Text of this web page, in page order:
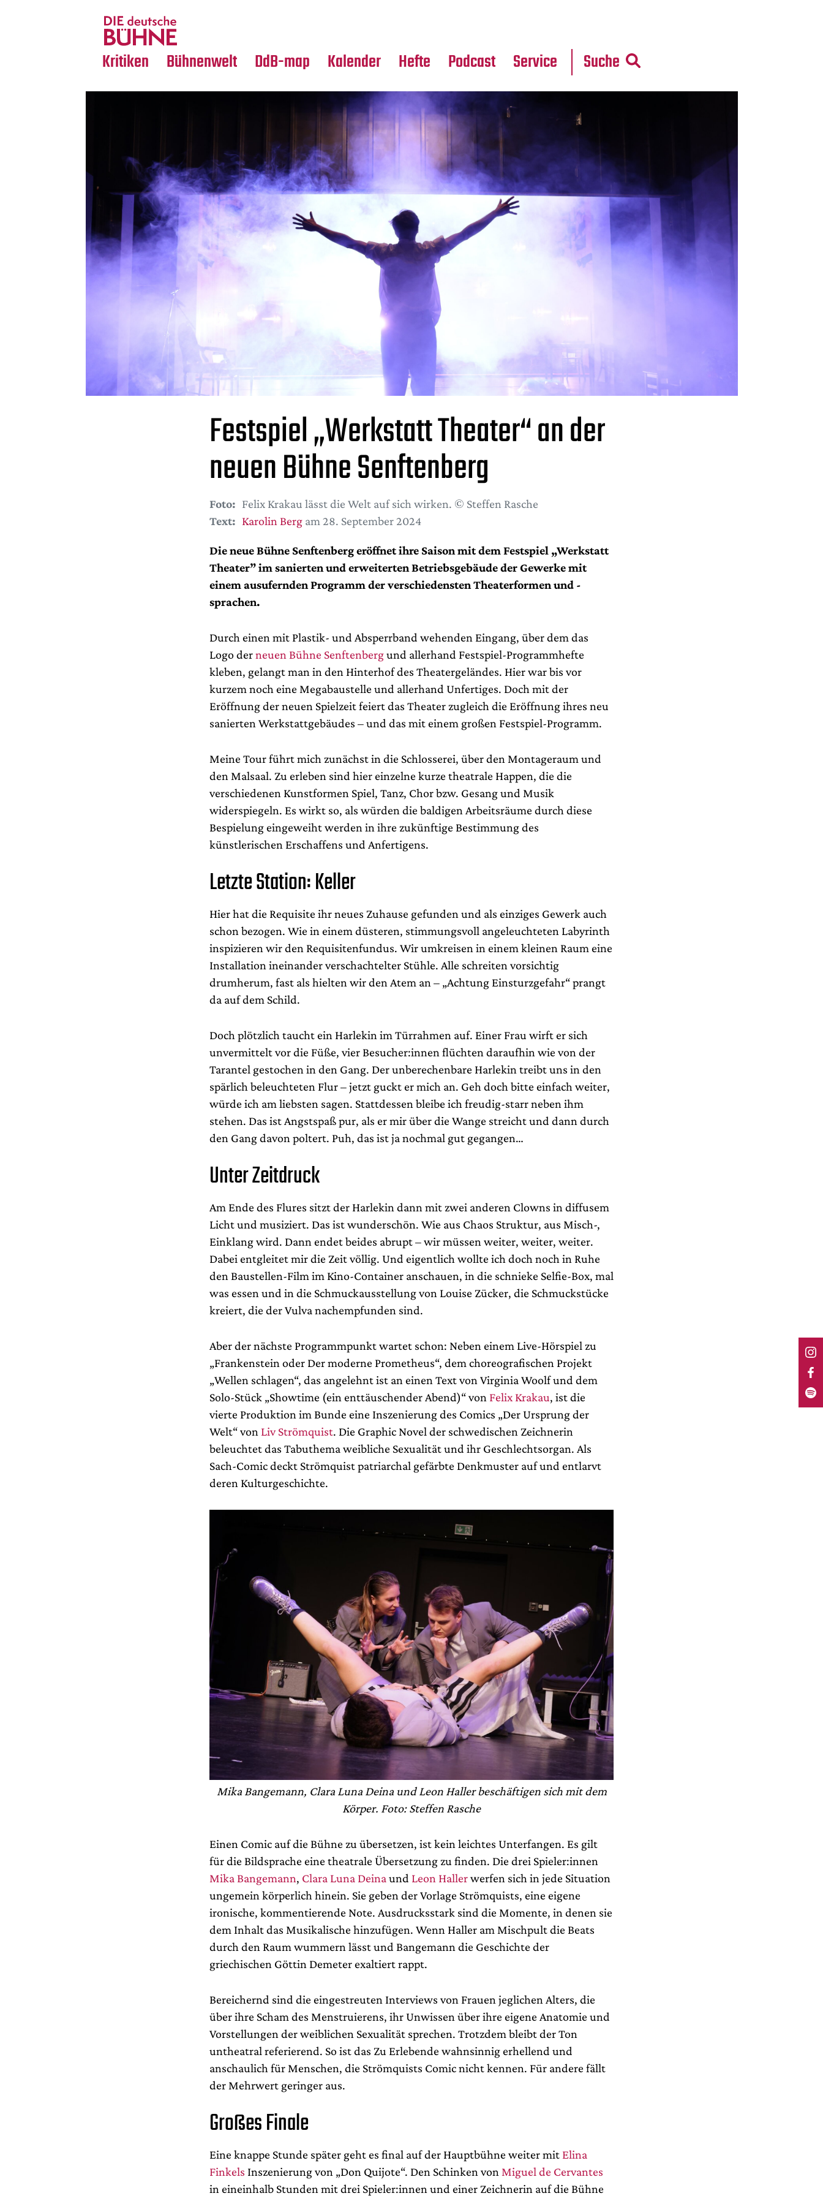
Kritiken
Crossover
Bühnenwelt
Medientipps
DdB-map Kalender Hefte Podcast Service Suche
Festspiel „Werkstatt Theater“ an der
neuen Bühne Senftenberg
Foto: Felix Krakau lässt die Welt auf sich wirken. © Steffen Rasche
Text: Karolin Bergam 28. September 2024
Die neue Bühne Senftenberg eröffnet ihre Saison mit dem Festspiel „Werkstatt
Theater” im sanierten und erweiterten Betriebsgebäude der Gewerke mit
einem ausufernden Programm der verschiedensten Theaterformen und -
sprachen.
Durch einen mit Plastik- und Absperrband wehenden Eingang, über dem das
Logo derneuen Bühne Senftenbergund allerhand Festspiel-Programmhefte
kleben, gelangt man in den Hinterhof des Theatergeländes. Hier war bis vor
kurzem noch eine Megabaustelle und allerhand Unfertiges. Doch mit der
Eröffnung der neuen Spielzeit feiert das Theater zugleich die Eröffnung ihres neu
sanierten Werkstattgebäudes – und das mit einem großen Festspiel-Programm.
Meine Tour führt mich zunächst in die Schlosserei, über den Montageraum und
den Malsaal. Zu erleben sind hier einzelne kurze theatrale Happen, die die
verschiedenen Kunstformen Spiel, Tanz, Chor bzw. Gesang und Musik
widerspiegeln. Es wirkt so, als würden die baldigen Arbeitsräume durch diese
Bespielung eingeweiht werden in ihre zukünftige Bestimmung des
künstlerischen Erschaffens und Anfertigens.
Letzte Station: Keller
Hier hat die Requisite ihr neues Zuhause gefunden und als einziges Gewerk auch
schon bezogen. Wie in einem düsteren, stimmungsvoll angeleuchteten Labyrinth
inspizieren wir den Requisitenfundus. Wir umkreisen in einem kleinen Raum eine
Installation ineinander verschachtelter Stühle. Alle schreiten vorsichtig
drumherum, fast als hielten wir den Atem an – „Achtung Einsturzgefahr“ prangt
da auf dem Schild.
Doch plötzlich taucht ein Harlekin im Türrahmen auf. Einer Frau wirft er sich
unvermittelt vor die Füße, vier Besucher:innen flüchten daraufhin wie von der
Tarantel gestochen in den Gang. Der unberechenbare Harlekin treibt uns in den
spärlich beleuchteten Flur – jetzt guckt er mich an. Geh doch bitte einfach weiter,
würde ich am liebsten sagen. Stattdessen bleibe ich freudig-starr neben ihm
stehen. Das ist Angstspaß pur, als er mir über die Wange streicht und dann durch
den Gang davon poltert. Puh, das ist ja nochmal gut gegangen…
Unter Zeitdruck
Am Ende des Flures sitzt der Harlekin dann mit zwei anderen Clowns in diffusem
Licht und musiziert. Das ist wunderschön. Wie aus Chaos Struktur, aus Misch-,
Einklang wird. Dann endet beides abrupt – wir müssen weiter, weiter, weiter.
Dabei entgleitet mir die Zeit völlig. Und eigentlich wollte ich doch noch in Ruhe
den Baustellen-Film im Kino-Container anschauen, in die schnieke Selfie-Box, mal
was essen und in die Schmuckausstellung von Louise Zücker, die Schmuckstücke
kreiert, die der Vulva nachempfunden sind.
Aber der nächste Programmpunkt wartet schon: Neben einem Live-Hörspiel zu
„Frankenstein oder Der moderne Prometheus“, dem choreografischen Projekt
„Wellen schlagen“, das angelehnt ist an einen Text von Virginia Woolf und dem
Solo-Stück „Showtime (ein enttäuschender Abend)“ von Felix Krakau, ist die
vierte Produktion im Bunde eine Inszenierung des Comics „Der Ursprung der
Welt“ von Liv Strömquist. Die Graphic Novel der schwedischen Zeichnerin
beleuchtet das Tabuthema weibliche Sexualität und ihr Geschlechtsorgan. Als
Sach-Comic deckt Strömquist patriarchal gefärbte Denkmuster auf und entlarvt
deren Kulturgeschichte.
Mika Bangemann, Clara Luna Deina und Leon Haller beschäftigen sich mit dem
Körper. Foto: Steffen Rasche
Einen Comic auf die Bühne zu übersetzen, ist kein leichtes Unterfangen. Es gilt
für die Bildsprache eine theatrale Übersetzung zu finden. Die drei Spieler:innen
Mika Bangemann, Clara Luna Deina und Leon Hallerwerfen sich in jede Situation
ungemein körperlich hinein. Sie geben der Vorlage Strömquists, eine eigene
ironische, kommentierende Note. Ausdrucksstark sind die Momente, in denen sie
dem Inhalt das Musikalische hinzufügen. Wenn Haller am Mischpult die Beats
durch den Raum wummern lässt und Bangemann die Geschichte der
griechischen Göttin Demeter exaltiert rappt.
Bereichernd sind die eingestreuten Interviews von Frauen jeglichen Alters, die
über ihre Scham des Menstruierens, ihr Unwissen über ihre eigene Anatomie und
Vorstellungen der weiblichen Sexualität sprechen. Trotzdem bleibt der Ton
untheatral referierend. So ist das Zu Erlebende wahnsinnig erhellend und
anschaulich für Menschen, die Strömquists Comic nicht kennen. Für andere fällt
der Mehrwert geringer aus.
Großes Finale
Eine knappe Stunde später geht es final auf der Hauptbühne weiter mit Elina
Finkels Inszenierung von „Don Quijote“. Den Schinken von Miguel de Cervantes
in eineinhalb Stunden mit drei Spieler:innen und einer Zeichnerin auf die Bühne